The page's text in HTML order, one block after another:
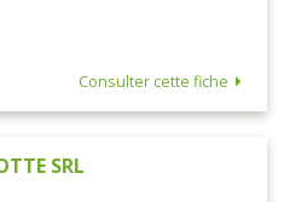
Consulter cette fiche
SRL